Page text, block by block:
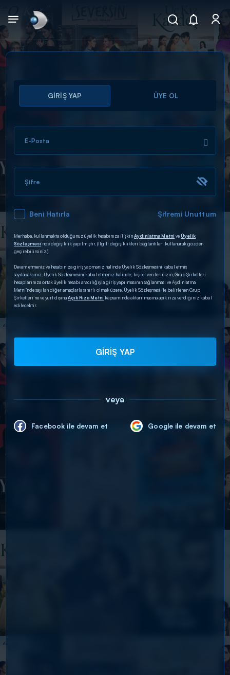
Arama
ARAMA SONUÇLARI
DİĞER SONUÇLAR
GİRİŞ YAP ÜYE OL
E-Posta
Şifre
Beni Hatırla Şifremi Unuttum
Merhaba, kullanmakta olduğunuz üyelik hesabınıza ilişkinAydınlatma Metni veÜyelik
Sözleşmesi’nde değişiklik yapılmıştır. (İlgili değişiklikleri bağlantıları kullanarak gözden
geçirebilirsiniz.)
Devam etmeniz ve hesabınıza giriş yapmanız halinde Üyelik Sözleşmesini kabul etmiş
sayılacaksınız. Üyelik Sözleşmesini kabul etmeniz halinde; kişisel verilerinizin, Grup Şirketleri
hesaplarınıza ortak üyelik hesabı aracılığıyla giriş yapılmasının sağlanması ve Aydınlatma
Metni’nde sayılan diğer amaçlarla sınırlı olmak üzere, Üyelik Sözleşmesi ile belirlenen Grup
Şirketleri’ne ve yurt dışınaAçık Rıza Metni kapsamında aktarılmasına açık rıza verdiğiniz kabul
edilecektir.
GİRİŞ YAP
veya
Facebook ile devam et Google ile devam et